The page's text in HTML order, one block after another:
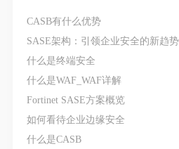
CASB有什么优势
SASE架构：引领企业安全的新趋势
什么是终端安全
什么是WAF_WAF详解
Fortinet SASE方案概览
如何看待企业边缘安全
什么是CASB